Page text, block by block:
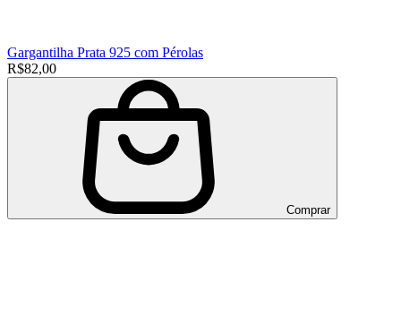
Gargantilha Prata 925 com Pérolas
R$82,00
Comprar